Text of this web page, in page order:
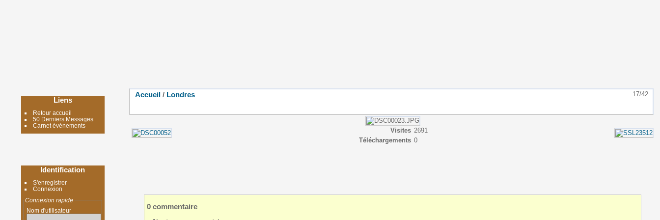
Liens
Retour accueil
50 Derniers Messages
Carnet événements
Identification
S'enregistrer
Connexion
Connexion rapide
Nom d'utilisateur
Accueil / Londres 17/42
Visites 2691
Téléchargements 0
0 commentaire